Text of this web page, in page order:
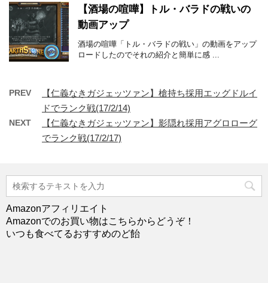
【酒場の喧嘩】トル・バラドの戦いの
動画アップ
酒場の喧嘩「トル・バラドの戦い」の動画をアップ
ロードしたのでそれの紹介と簡単に感 ...
PREV
【仁義なきガジェッツァン】槍持ち採用エッグドルイ
ドでランク戦(17/2/14)
NEXT
【仁義なきガジェッツァン】影隠れ採用アグロローグ
でランク戦(17/2/17)
Amazonアフィリエイト
Amazonでのお買い物はこちらからどうぞ！
いつも食べてるおすすめのど飴